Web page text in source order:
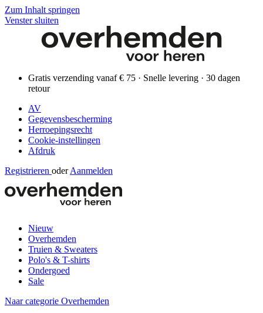
Zum Inhalt springen
Venster sluiten
Gratis verzending vanaf € 75 · Snelle levering · 30 dagen
retour
AV
Gegevensbescherming
Herroepingsrecht
Cookie-instellingen
Afdruk
Registrieren oder Aanmelden
Nieuw
Overhemden
Truien & Sweaters
Polo's & T-shirts
Ondergoed
Sale
Naar categorie Overhemden